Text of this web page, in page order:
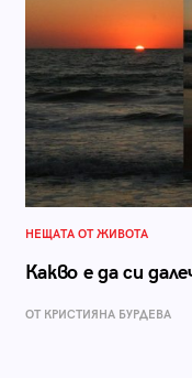
НЕЩАТА ОТ ЖИВОТА
Какво е да си
ОТ КРИСТИЯНА БУРДЕВА